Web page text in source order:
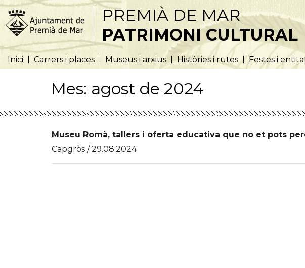
PREMIÀ DE MAR
PATRIMONI CULTURAL
Inici Carrers i places Museus i arxius Històries i rutes Festes i
Mes: agost de 2024
Museu Romà, tallers i oferta educativa que no et pots
Capgròs / 29.08.2024